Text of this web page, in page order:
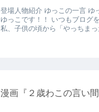
登場人物紹介 ゆっこの一言 ゆ
ゆっこです！！ いつもブログ
私、子供の頃から「やっちま
漫画『２歳わこの言い